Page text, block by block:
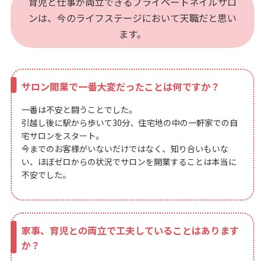
ンは、今のライフステージにおいて天職だと思い
ます。
サロン開業で一番大変だったことは何ですか？
一番は不安と闘うことでした。
引越し後に駅から歩いて30分、住宅地の中の一軒家での自
宅サロンをスタート。
今までのお客様がいないだけではなく、知り合いもいな
い、ほぼゼロからの状況でサロンを開業することは本当に
不安でした。
家事、育児との両立で工夫していることはあります
か？